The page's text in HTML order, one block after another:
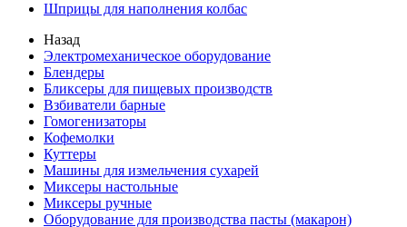
Шприцы для наполнения колбас
Назад
Электромеханическое оборудование
Блендеры
Бликсеры для пищевых производств
Взбиватели барные
Гомогенизаторы
Кофемолки
Куттеры
Машины для измельчения сухарей
Миксеры настольные
Миксеры ручные
Оборудование для производства пасты (макарон)